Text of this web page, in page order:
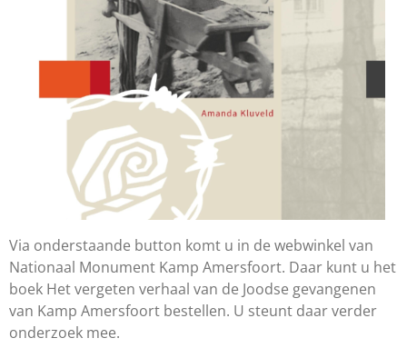
Via onderstaande button komt u in de webwinkel van
Nationaal Monument Kamp Amersfoort. Daar kunt u het
boek Het vergeten verhaal van de Joodse gevangenen
van Kamp Amersfoort bestellen. U steunt daar verder
onderzoek mee.